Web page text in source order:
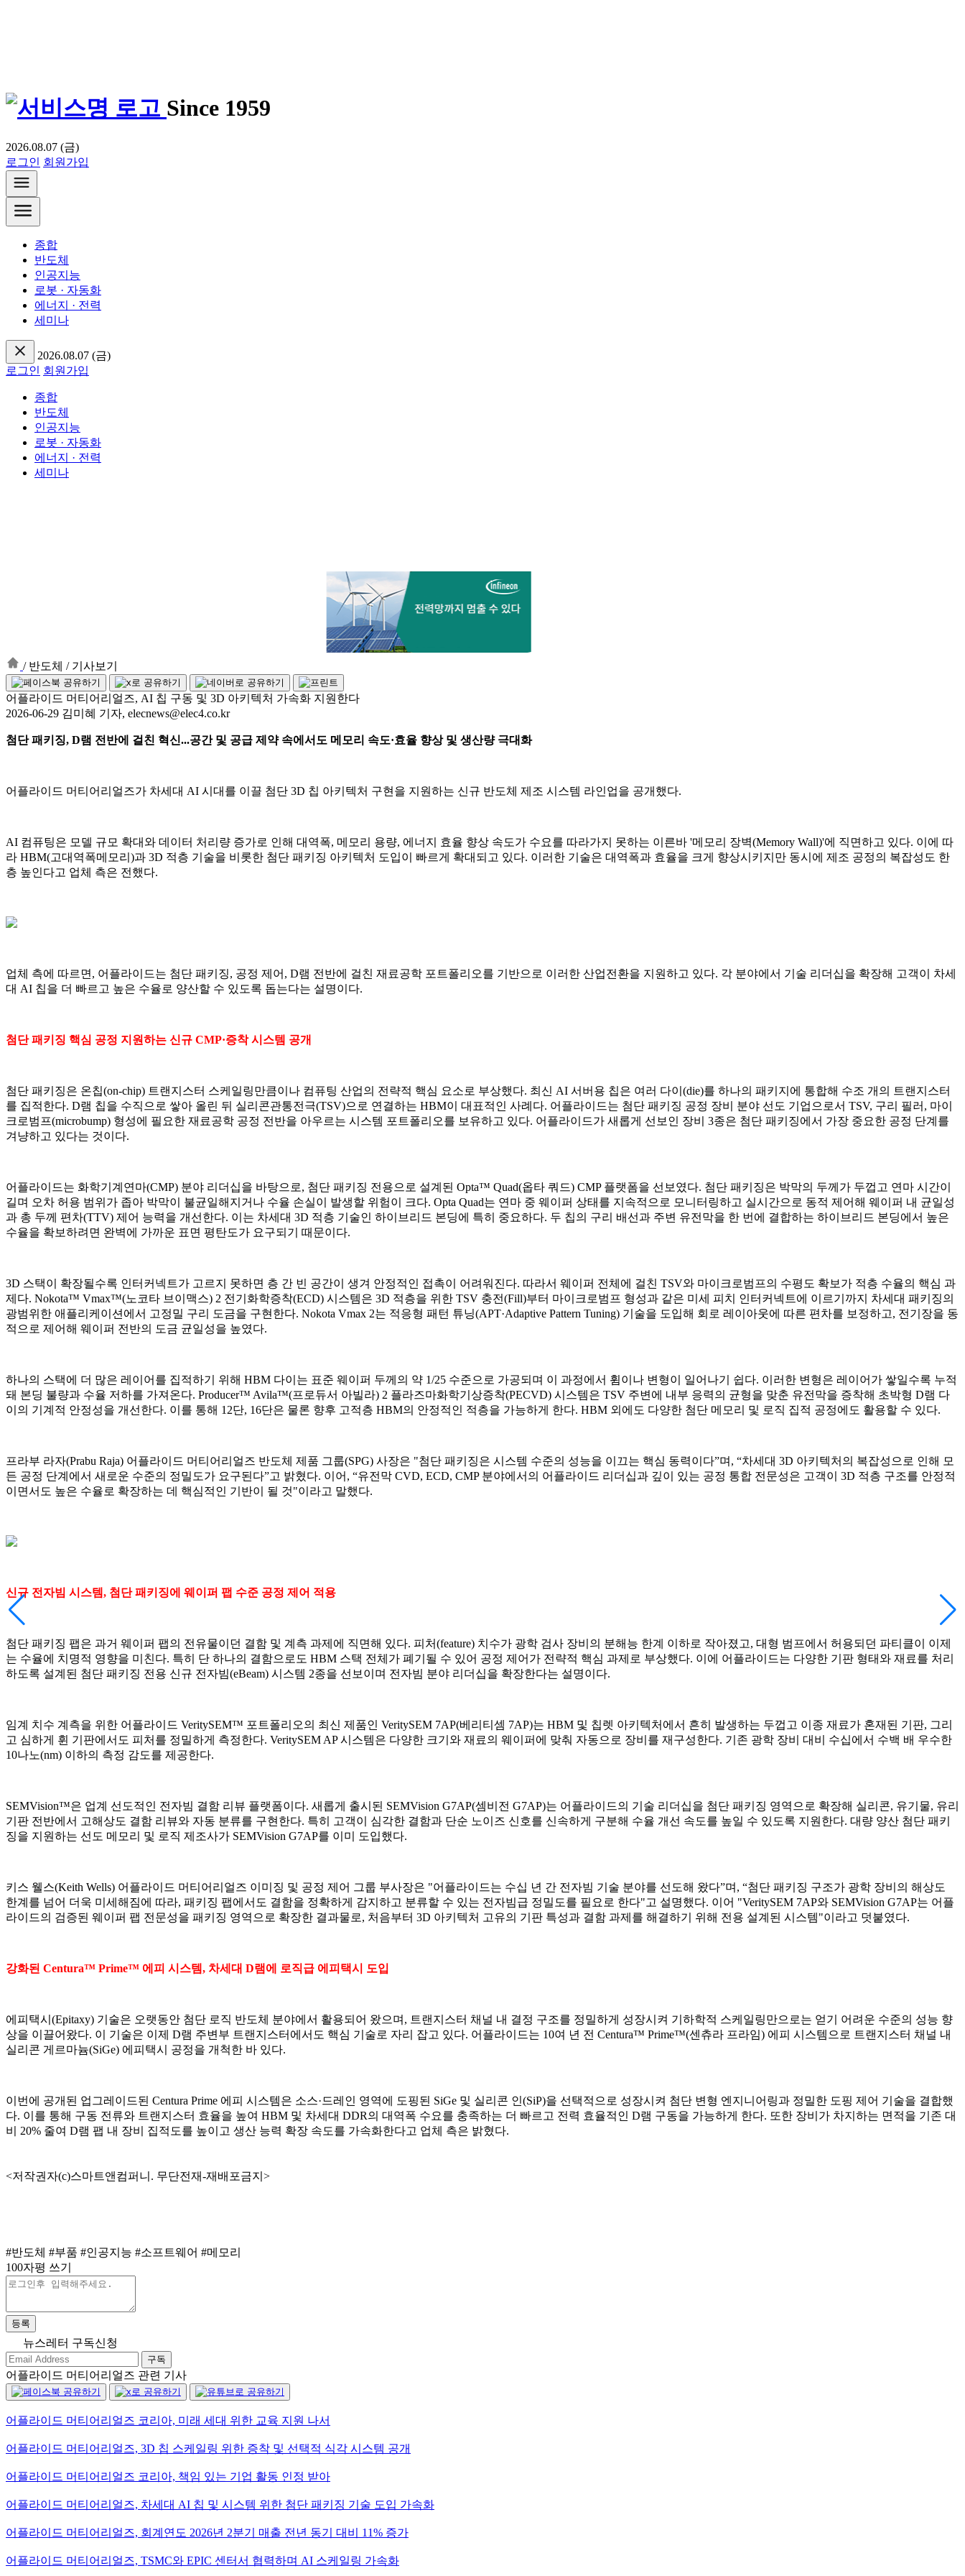
Since 1959
2026.08.07 (금)
로그인 회원가입
종합
반도체
인공지능
로봇 · 자동화
에너지 · 전력
세미나
2026.08.07 (금)
로그인 회원가입
종합
반도체
인공지능
로봇 · 자동화
에너지 · 전력
세미나
/ 반도체 / 기사보기
어플라이드 머티어리얼즈, AI 칩 구동 및 3D 아키텍처 가속화 지원한다
2026-06-29 김미혜 기자, elecnews@elec4.co.kr
첨단 패키징, D램 전반에 걸친 혁신...공간 및 공급 제약 속에서도 메모리 속도·효율 향상 및 생산량 극대화
어플라이드 머티어리얼즈가 차세대 AI 시대를 이끌 첨단 3D 칩 아키텍처 구현을 지원하는 신규 반도체 제조 시스템 라인업을 공개했다.
AI 컴퓨팅은 모델 규모 확대와 데이터 처리량 증가로 인해 대역폭, 메모리 용량, 에너지 효율 향상 속도가 수요를 따라가지 못하는 이른바 '메모리 장벽(Memory Wall)'에 직면하고 있다. 이에 따
라 HBM(고대역폭메모리)과 3D 적층 기술을 비롯한 첨단 패키징 아키텍처 도입이 빠르게 확대되고 있다. 이러한 기술은 대역폭과 효율을 크게 향상시키지만 동시에 제조 공정의 복잡성도 한
층 높인다고 업체 측은 전했다.
업체 측에 따르면, 어플라이드는 첨단 패키징, 공정 제어, D램 전반에 걸친 재료공학 포트폴리오를 기반으로 이러한 산업전환을 지원하고 있다. 각 분야에서 기술 리더십을 확장해 고객이 차세
대 AI 칩을 더 빠르고 높은 수율로 양산할 수 있도록 돕는다는 설명이다.
첨단 패키징 핵심 공정 지원하는 신규 CMP·증착 시스템 공개
첨단 패키징은 온칩(on-chip) 트랜지스터 스케일링만큼이나 컴퓨팅 산업의 전략적 핵심 요소로 부상했다. 최신 AI 서버용 칩은 여러 다이(die)를 하나의 패키지에 통합해 수조 개의 트랜지스터
를 집적한다. D램 칩을 수직으로 쌓아 올린 뒤 실리콘관통전극(TSV)으로 연결하는 HBM이 대표적인 사례다. 어플라이드는 첨단 패키징 공정 장비 분야 선도 기업으로서 TSV, 구리 필러, 마이
크로범프(microbump) 형성에 필요한 재료공학 공정 전반을 아우르는 시스템 포트폴리오를 보유하고 있다. 어플라이드가 새롭게 선보인 장비 3종은 첨단 패키징에서 가장 중요한 공정 단계를
겨냥하고 있다는 것이다.
어플라이드는 화학기계연마(CMP) 분야 리더십을 바탕으로, 첨단 패키징 전용으로 설계된 Opta™ Quad(옵타 쿼드) CMP 플랫폼을 선보였다. 첨단 패키징은 박막의 두께가 두껍고 연마 시간이
길며 오차 허용 범위가 좁아 박막이 불균일해지거나 수율 손실이 발생할 위험이 크다. Opta Quad는 연마 중 웨이퍼 상태를 지속적으로 모니터링하고 실시간으로 동적 제어해 웨이퍼 내 균일성
과 총 두께 편차(TTV) 제어 능력을 개선한다. 이는 차세대 3D 적층 기술인 하이브리드 본딩에 특히 중요하다. 두 칩의 구리 배선과 주변 유전막을 한 번에 결합하는 하이브리드 본딩에서 높은
수율을 확보하려면 완벽에 가까운 표면 평탄도가 요구되기 때문이다.
3D 스택이 확장될수록 인터커넥트가 고르지 못하면 층 간 빈 공간이 생겨 안정적인 접촉이 어려워진다. 따라서 웨이퍼 전체에 걸친 TSV와 마이크로범프의 수평도 확보가 적층 수율의 핵심 과
제다. Nokota™ Vmax™(노코타 브이맥스) 2 전기화학증착(ECD) 시스템은 3D 적층을 위한 TSV 충전(Fill)부터 마이크로범프 형성과 같은 미세 피치 인터커넥트에 이르기까지 차세대 패키징의
광범위한 애플리케이션에서 고정밀 구리 도금을 구현한다. Nokota Vmax 2는 적응형 패턴 튜닝(APT·Adaptive Pattern Tuning) 기술을 도입해 회로 레이아웃에 따른 편차를 보정하고, 전기장을 동
적으로 제어해 웨이퍼 전반의 도금 균일성을 높였다.
하나의 스택에 더 많은 레이어를 집적하기 위해 HBM 다이는 표준 웨이퍼 두께의 약 1/25 수준으로 가공되며 이 과정에서 휨이나 변형이 일어나기 쉽다. 이러한 변형은 레이어가 쌓일수록 누적
돼 본딩 불량과 수율 저하를 가져온다. Producer™ Avila™(프로듀서 아빌라) 2 플라즈마화학기상증착(PECVD) 시스템은 TSV 주변에 내부 응력의 균형을 맞춘 유전막을 증착해 초박형 D램 다
이의 기계적 안정성을 개선한다. 이를 통해 12단, 16단은 물론 향후 고적층 HBM의 안정적인 적층을 가능하게 한다. HBM 외에도 다양한 첨단 메모리 및 로직 집적 공정에도 활용할 수 있다.
프라부 라자(Prabu Raja) 어플라이드 머티어리얼즈 반도체 제품 그룹(SPG) 사장은 "첨단 패키징은 시스템 수준의 성능을 이끄는 핵심 동력이다”며, “차세대 3D 아키텍처의 복잡성으로 인해 모
든 공정 단계에서 새로운 수준의 정밀도가 요구된다”고 밝혔다. 이어, “유전막 CVD, ECD, CMP 분야에서의 어플라이드 리더십과 깊이 있는 공정 통합 전문성은 고객이 3D 적층 구조를 안정적
이면서도 높은 수율로 확장하는 데 핵심적인 기반이 될 것"이라고 말했다.
신규 전자빔 시스템, 첨단 패키징에 웨이퍼 팹 수준 공정 제어 적용
첨단 패키징 팹은 과거 웨이퍼 팹의 전유물이던 결함 및 계측 과제에 직면해 있다. 피처(feature) 치수가 광학 검사 장비의 분해능 한계 이하로 작아졌고, 대형 범프에서 허용되던 파티클이 이제
는 수율에 치명적 영향을 미친다. 특히 단 하나의 결함으로도 HBM 스택 전체가 폐기될 수 있어 공정 제어가 전략적 핵심 과제로 부상했다. 이에 어플라이드는 다양한 기판 형태와 재료를 처리
하도록 설계된 첨단 패키징 전용 신규 전자빔(eBeam) 시스템 2종을 선보이며 전자빔 분야 리더십을 확장한다는 설명이다.
임계 치수 계측을 위한 어플라이드 VeritySEM™ 포트폴리오의 최신 제품인 VeritySEM 7AP(베리티셈 7AP)는 HBM 및 칩렛 아키텍처에서 흔히 발생하는 두껍고 이종 재료가 혼재된 기판, 그리
고 심하게 휜 기판에서도 피처를 정밀하게 측정한다. VeritySEM AP 시스템은 다양한 크기와 재료의 웨이퍼에 맞춰 자동으로 장비를 재구성한다. 기존 광학 장비 대비 수십에서 수백 배 우수한
10나노(nm) 이하의 측정 감도를 제공한다.
SEMVision™은 업계 선도적인 전자빔 결함 리뷰 플랫폼이다. 새롭게 출시된 SEMVision G7AP(셈비전 G7AP)는 어플라이드의 기술 리더십을 첨단 패키징 영역으로 확장해 실리콘, 유기물, 유리
기판 전반에서 고해상도 결함 리뷰와 자동 분류를 구현한다. 특히 고객이 심각한 결함과 단순 노이즈 신호를 신속하게 구분해 수율 개선 속도를 높일 수 있도록 지원한다. 대량 양산 첨단 패키
징을 지원하는 선도 메모리 및 로직 제조사가 SEMVision G7AP를 이미 도입했다.
키스 웰스(Keith Wells) 어플라이드 머티어리얼즈 이미징 및 공정 제어 그룹 부사장은 "어플라이드는 수십 년 간 전자빔 기술 분야를 선도해 왔다”며, “첨단 패키징 구조가 광학 장비의 해상도
한계를 넘어 더욱 미세해짐에 따라, 패키징 팹에서도 결함을 정확하게 감지하고 분류할 수 있는 전자빔급 정밀도를 필요로 한다"고 설명했다. 이어 "VeritySEM 7AP와 SEMVision G7AP는 어플
라이드의 검증된 웨이퍼 팹 전문성을 패키징 영역으로 확장한 결과물로, 처음부터 3D 아키텍처 고유의 기판 특성과 결함 과제를 해결하기 위해 전용 설계된 시스템"이라고 덧붙였다.
강화된 Centura™ Prime™ 에피 시스템, 차세대 D램에 로직급 에피택시 도입
에피택시(Epitaxy) 기술은 오랫동안 첨단 로직 반도체 분야에서 활용되어 왔으며, 트랜지스터 채널 내 결정 구조를 정밀하게 성장시켜 기하학적 스케일링만으로는 얻기 어려운 수준의 성능 향
상을 이끌어왔다. 이 기술은 이제 D램 주변부 트랜지스터에서도 핵심 기술로 자리 잡고 있다. 어플라이드는 10여 년 전 Centura™ Prime™(센츄라 프라임) 에피 시스템으로 트랜지스터 채널 내
실리콘 게르마늄(SiGe) 에피택시 공정을 개척한 바 있다.
이번에 공개된 업그레이드된 Centura Prime 에피 시스템은 소스·드레인 영역에 도핑된 SiGe 및 실리콘 인(SiP)을 선택적으로 성장시켜 첨단 변형 엔지니어링과 정밀한 도핑 제어 기술을 결합했
다. 이를 통해 구동 전류와 트랜지스터 효율을 높여 HBM 및 차세대 DDR의 대역폭 수요를 충족하는 더 빠르고 전력 효율적인 D램 구동을 가능하게 한다. 또한 장비가 차지하는 면적을 기존 대
비 20% 줄여 D램 팹 내 장비 집적도를 높이고 생산 능력 확장 속도를 가속화한다고 업체 측은 밝혔다.
<저작권자(c)스마트앤컴퍼니. 무단전재-재배포금지>
#반도체 #부품 #인공지능 #소프트웨어 #메모리
100자평 쓰기
등록
뉴스레터 구독신청
구독
어플라이드 머티어리얼즈 관련 기사
어플라이드 머티어리얼즈 코리아, 미래 세대 위한 교육 지원 나서
어플라이드 머티어리얼즈, 3D 칩 스케일링 위한 증착 및 선택적 식각 시스템 공개
어플라이드 머티어리얼즈 코리아, 책임 있는 기업 활동 인정 받아
어플라이드 머티어리얼즈, 차세대 AI 칩 및 시스템 위한 첨단 패키징 기술 도입 가속화
어플라이드 머티어리얼즈, 회계연도 2026년 2분기 매출 전년 동기 대비 11% 증가
어플라이드 머티어리얼즈, TSMC와 EPIC 센터서 협력하며 AI 스케일링 가속화